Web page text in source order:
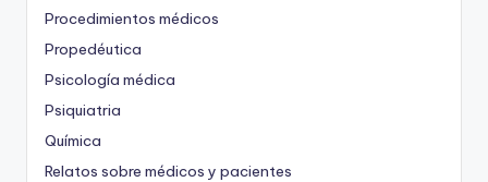
Procedimientos médicos
Propedéutica
Psicología médica
Psiquiatria
Química
Relatos sobre médicos y pacientes